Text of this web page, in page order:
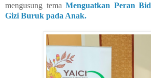
mengusung tema Menguatkan Peran
Gizi Buruk pada Anak.